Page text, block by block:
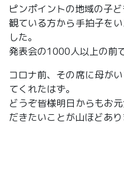
ピンポイントの地域の子
観ている方から手拍子を
した。
発表会の1000人以上の前
コロナ前、その席に母が
てくれたはず。
どうぞ皆様明日からもお
だきたいことが山ほどあり